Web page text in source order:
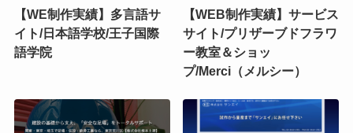
【WE制作実績】多言語サ
イト/日本語学校/王子国際
語学院
【WEB制作実績】サービス
サイト/プリザーブドフラワ
ー教室＆ショッ
プ/Merci（メルシー）